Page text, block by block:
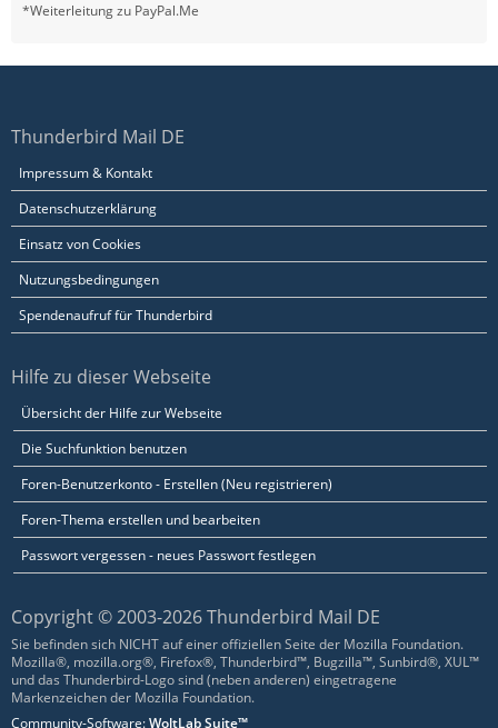
*Weiterleitung zu PayPal.Me
Thunderbird Mail DE
Impressum & Kontakt
Datenschutzerklärung
Einsatz von Cookies
Nutzungsbedingungen
Spendenaufruf für Thunderbird
Hilfe zu dieser Webseite
Übersicht der Hilfe zur Webseite
Die Suchfunktion benutzen
Foren-Benutzerkonto - Erstellen (Neu registrieren)
Foren-Thema erstellen und bearbeiten
Passwort vergessen - neues Passwort festlegen
Copyright © 2003-2026 Thunderbird Mail DE
Sie befinden sich NICHT auf einer offiziellen Seite der Mozilla Foundation.
Mozilla®, mozilla.org®, Firefox®, Thunderbird™, Bugzilla™, Sunbird®, XUL™
und das Thunderbird-Logo sind (neben anderen) eingetragene
Markenzeichen der Mozilla Foundation.
Community-Software:WoltLab Suite™